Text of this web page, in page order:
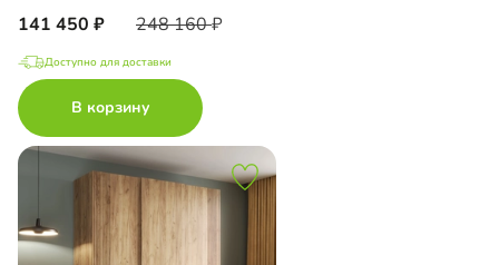
141 450 248 160
Доступно для доставки
В корзину